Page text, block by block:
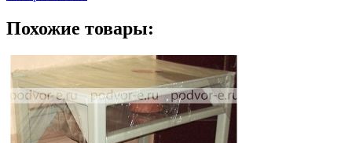
Похожие товары: